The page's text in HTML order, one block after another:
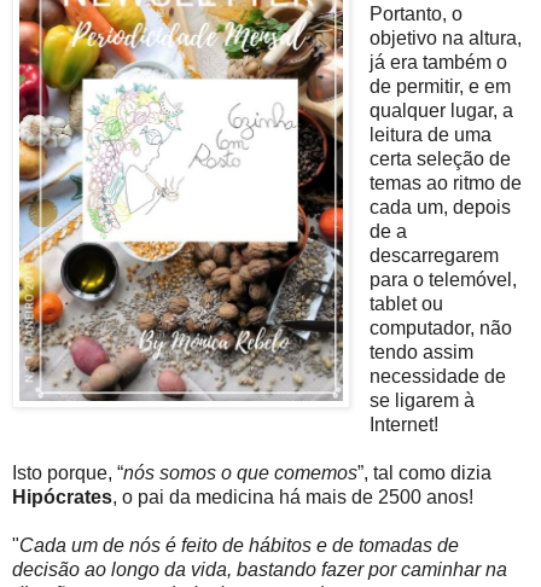
Portanto, o
objetivo na altura,
já era também o
de permitir, e em
qualquer lugar, a
leitura de uma
certa seleção de
temas ao ritmo de
cada um, depois
de a
descarregarem
para o telemóvel,
tablet ou
computador, não
tendo assim
necessidade de
se ligarem à
Internet!
Isto porque, “nós somos o que comemos”, tal como dizia
Hipócrates, o pai da medicina há mais de 2500 anos!
"Cada um de nós é feito de hábitos e de tomadas de
decisão ao longo da vida, bastando fazer por caminhar na